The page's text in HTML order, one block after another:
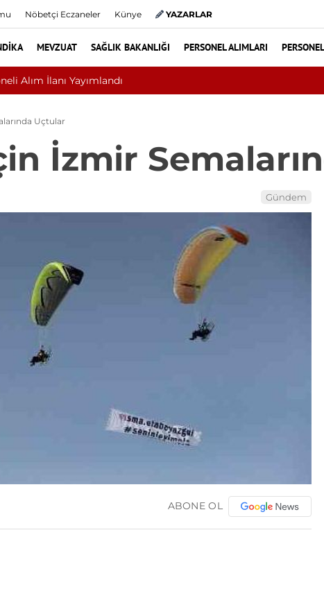
Nöbetçi Eczaneler Künye YAZARLAR
MEVZUAT SAĞLIK BAKANLIĞI PERSONEL ALIMLARI
Nükleoplasti mi,
Uçtular
İzmir
Gündem
ABONE OL